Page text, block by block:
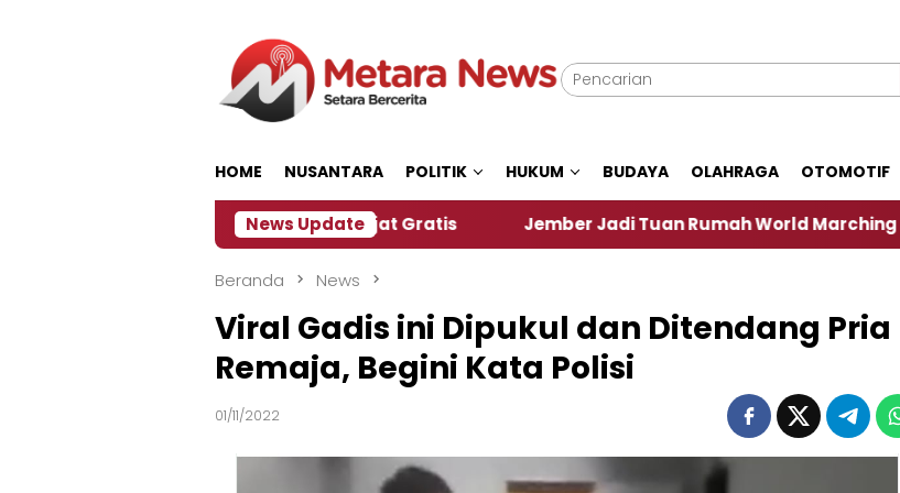
HOME NUSANTARA POLITIK HUKUM BUDAYA OLAHRAGA OTOMOTIF
News Update
Panitia Siapkan Kopi dan Pijat Gratis Jember Jadi Tuan Rumah World Marching Sport
Beranda News
Viral Gadis ini Dipukul dan Ditendang Pria
Remaja, Begini Kata Polisi
01/11/2022